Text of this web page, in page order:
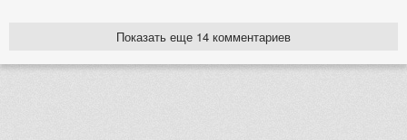
Показать еще 14 комментариев